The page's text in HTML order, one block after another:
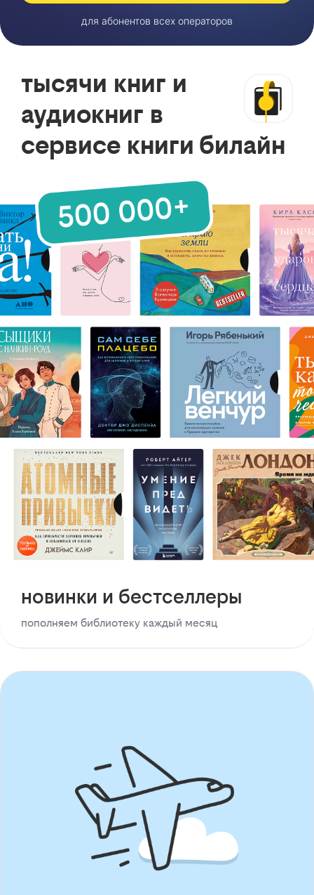
для абонентов всех операторов
тысячи книг и
аудиокниг в
сервисе книги билайн
новинки и бестселлеры
пополняем библиотеку каждый месяц